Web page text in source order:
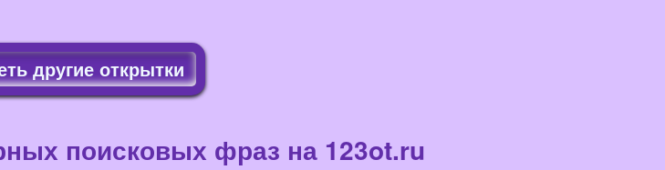
другие открытки
поисковых фраз на 123ot.ru